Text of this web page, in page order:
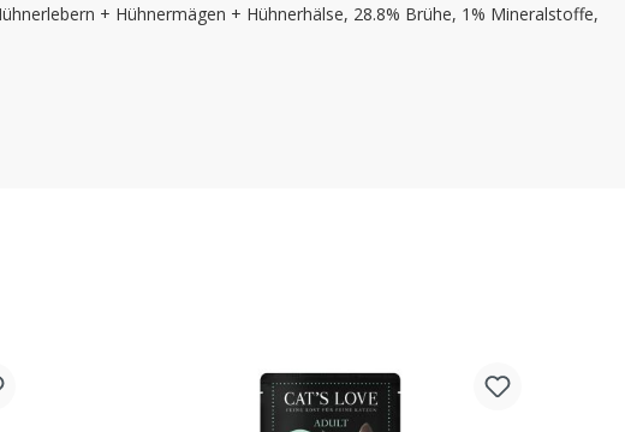
+ Hühnermägen + Hühnerhälse, 28.8% Brühe, 1% Mineralstoffe,